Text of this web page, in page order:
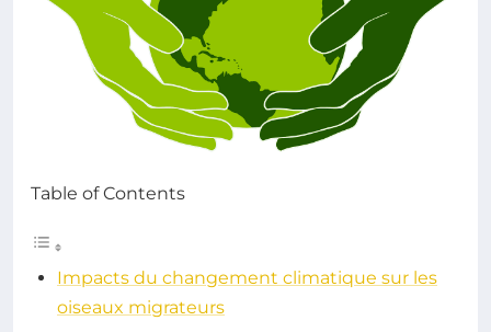
Table of Contents
Impacts du changement climatique sur les
oiseaux migrateurs